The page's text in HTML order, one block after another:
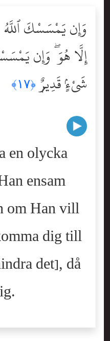
وَإِن يَمْسَسْكَ
إِلَّا هُوَ ۖ وَإِن
شَىْءٍۢ قَدِيرٌۭ ﴿١٧﴾
en olycka
ensam
om Han vill
dig till
det], då